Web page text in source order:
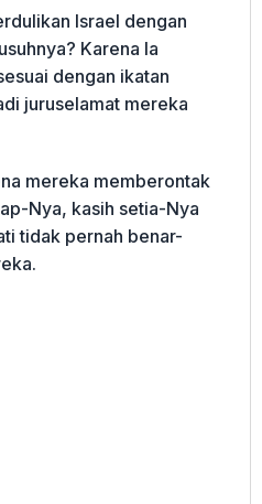
Israel dengan
Karena Ia
dengan ikatan
juruselamat mereka
mereka memberontak
Nya, kasih setia-Nya
tidak pernah benar-